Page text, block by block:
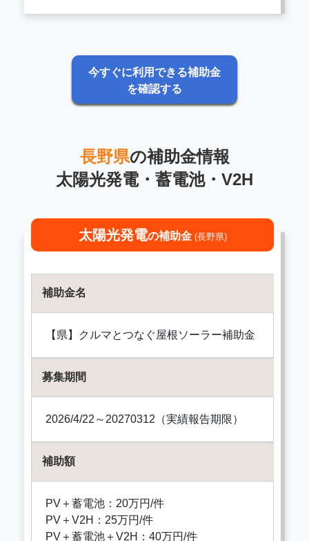
今すぐに利用できる補助金
を確認する
長野県の補助金情報
太陽光発電・蓄電池・V2H
太陽光発電の補助金 (長野県)
補助金名
【県】クルマとつなぐ屋根ソーラー補助金
募集期間
2026/4/22～20270312（実績報告期限）
補助額
PV＋蓄電池：20万円/件
PV＋V2H：25万円/件
PV＋蓄電池＋V2H：40万円/件